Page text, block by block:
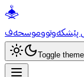
پێشکەوتووموسحەف
Toggle theme